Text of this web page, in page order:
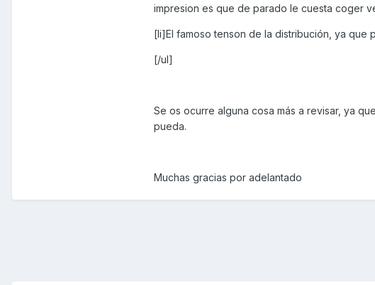
impresion es que de parado le cuesta coger
[li]El famoso tenson de la distribución, ya que
[/ul]
Se os ocurre alguna cosa más a revisar, ya
pueda.
Muchas gracias por adelantado